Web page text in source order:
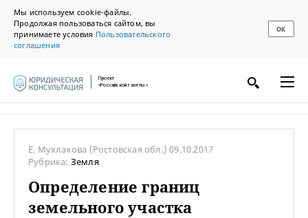
Мы используем cookie-файлы.
Продолжая пользоваться сайтом, вы
принимаете условия Пользовательского
соглашения
ОК
Проект
«Российской газеты»
Е. Мухлакова (Ростовская обл.)09.10.2017
Рубрика: Земля
Определение границ
земельного участка